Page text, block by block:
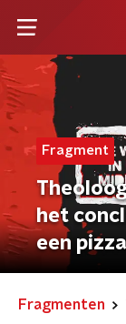
Fragment
het
een
Fragmenten